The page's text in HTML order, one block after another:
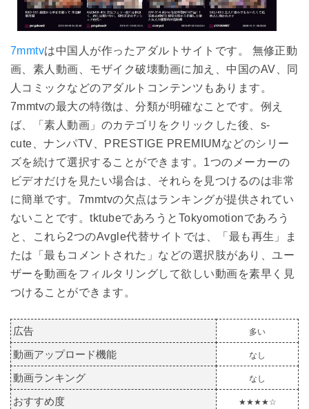
7mmtvは中国人が作ったアダルトサイトです。 無修正動
画、素人動画、モザイク破壊動画に加え、中国のAV、同
人コミックなどのアダルトコンテンツもあります。
7mmtvの最大の特徴は、分類が明確なことです。例え
ば、「素人動画」のカテゴリをクリックした後、s-
cute、ナンパTV、PRESTIGE PREMIUMなどのシリー
ズを続けて選択することができます。1つのメーカーの
ビデオだけを見たい場合は、それらを見つけるのは非常
に簡単です。7mmtvの欠点はランキングが提供されてい
ないことです。tktubeであろうとTokyomotionであろう
と、これら2つのAvgle代替サイトでは、「最も再生」ま
たは「最もコメントされた」などの選択肢があり、ユー
ザーを動画をフィルタリングして欲しい動画を素早く見
つけることができます。
広告 多い
動画アップロード機能 なし
動画ランキング なし
おすすめ度 ★★★★☆